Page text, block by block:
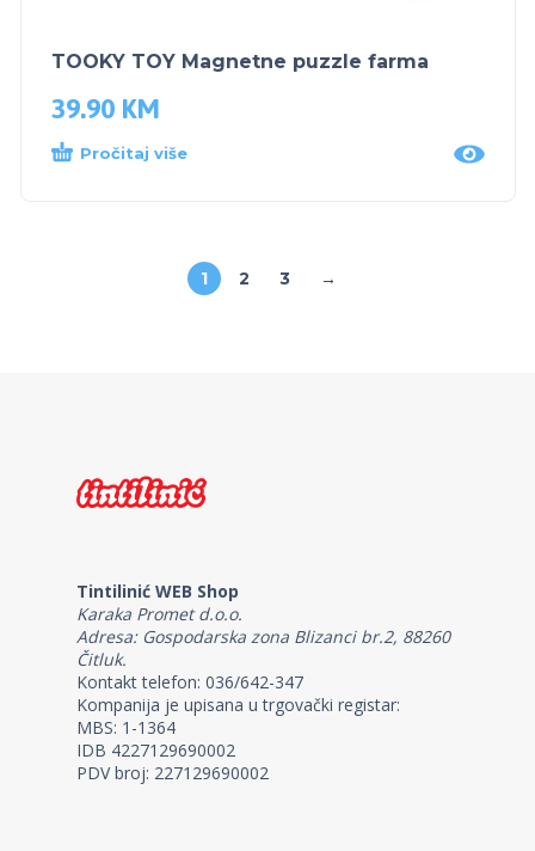
TOOKY TOY Magnetne puzzle farma
39.90 KM
Pročitaj više
1 2 3 →
Tintilinić WEB Shop
Karaka Promet d.o.o.
Adresa: Gospodarska zona Blizanci br.2, 88260
Čitluk.
Kontakt telefon: 036/642-347
Kompanija je upisana u trgovački registar:
MBS: 1-1364
IDB 4227129690002
PDV broj: 227129690002